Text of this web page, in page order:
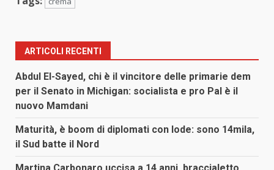
ARTICOLI RECENTI
Abdul El-Sayed, chi è il vincitore delle primarie dem
per il Senato in Michigan: socialista e pro Pal è il
nuovo Mamdani
Maturità, è boom di diplomati con lode: sono 14mila,
il Sud batte il Nord
Martina Carbonaro uccisa a 14 anni, braccialetto